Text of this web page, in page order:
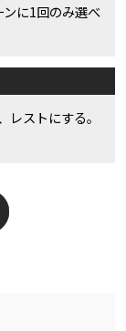
ンに1回のみ選べ
ストにする。